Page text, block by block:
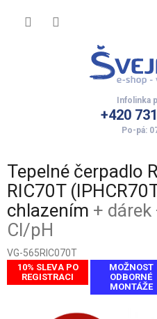
+420
Tepelné čerpadlo
RIC70T
chlazením +
Cl/pH
VG-565RIC070T
10% SLEVA PO
REGISTRACI
MOŽNOST
ODBORNÉ
MONTÁŽE